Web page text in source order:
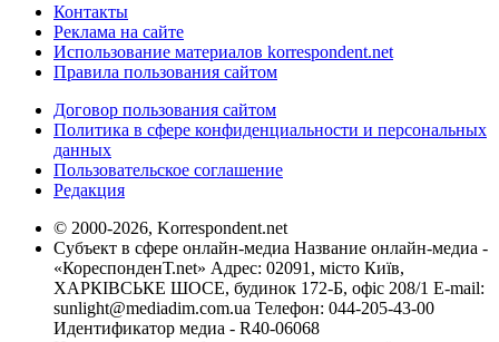
Контакты
Реклама на сайте
Использование материалов korrespondent.net
Правила пользования сайтом
Договор пользования сайтом
Политика в сфере конфиденциальности и персональных
данных
Пользовательское соглашение
Редакция
© 2000-2026, Korrespondent.net
Субъект в сфере онлайн-медиа Название онлайн-медиа -
«КореспонденТ.net» Адрес: 02091, місто Київ,
ХАРКІВСЬКЕ ШОСЕ, будинок 172-Б, офіс 208/1 E-mail:
sunlight@mediadim.com.ua Телефон: 044-205-43-00
Идентификатор медиа - R40-06068